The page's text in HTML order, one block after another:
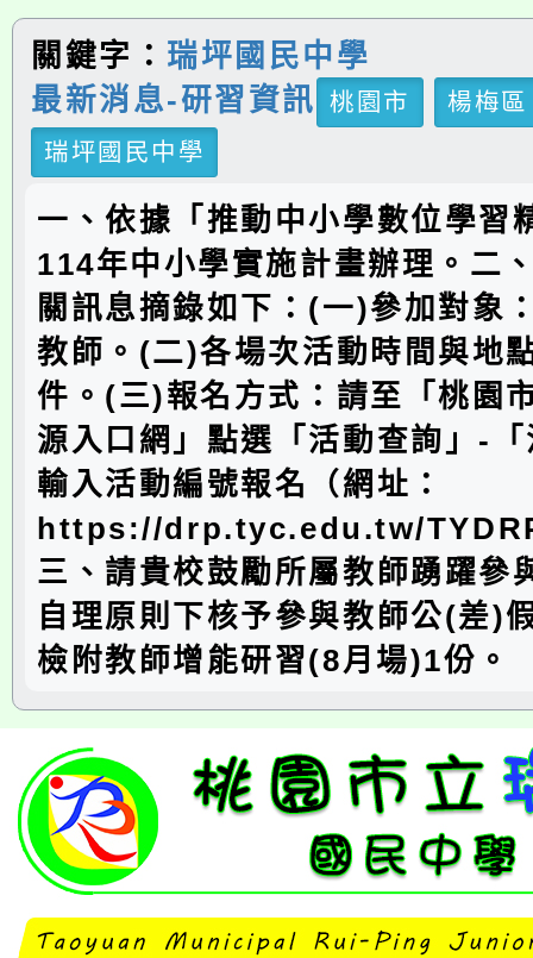
關鍵字： 瑞坪國民中學
最新消息-研習資訊
桃園市
楊梅區
瑞坪國民中學
一、依據「推動中小學數位學習
114年中小學實施計畫辦理。二
關訊息摘錄如下：(一)參加對象
教師。(二)各場次活動時間與地
件。(三)報名方式：請至「桃園
源入口網」點選「活動查詢」-
輸入活動編號報名（網址：
https://drp.tyc.edu.tw/
三、請貴校鼓勵所屬教師踴躍參
自理原則下核予參與教師公(差)
檢附教師增能研習(8月場)1份。